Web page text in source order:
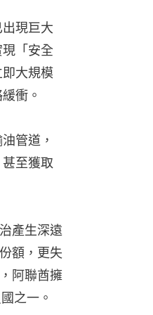
現巨大
「安全
大規模
衝。
管道，
至獲取
產生深遠
額，更失
阿聯酋擁
之一。